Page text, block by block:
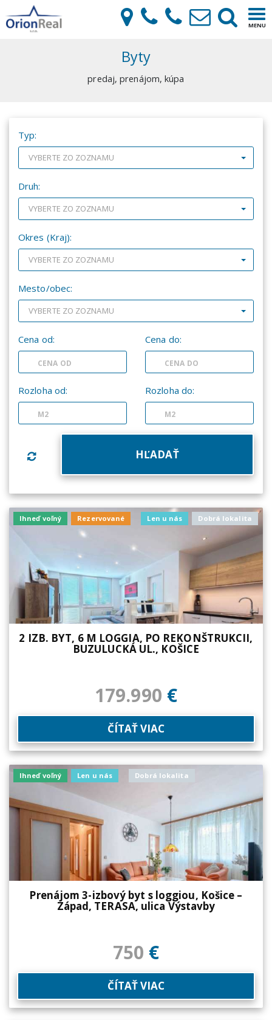
MENU
×
Byty
predaj, prenájom, kúpa
Typ:
VYBERTE ZO ZOZNAMU
Druh:
VYBERTE ZO ZOZNAMU
Okres (Kraj):
VYBERTE ZO ZOZNAMU
Mesto/obec:
VYBERTE ZO ZOZNAMU
Cena od: Cena do:
Rozloha od: Rozloha do:
Ihneď voľný Rezervované Len u nás Dobrá lokalita
2 IZB. BYT, 6 M LOGGIA, PO REKONŠTRUKCII,
BUZULUCKÁ UL., KOŠICE
179.990 €
ČÍTAŤ VIAC
Ihneď voľný Len u nás Dobrá lokalita
Prenájom 3-izbový byt s loggiou, Košice –
Západ, TERASA, ulica Výstavby
750 €
ČÍTAŤ VIAC